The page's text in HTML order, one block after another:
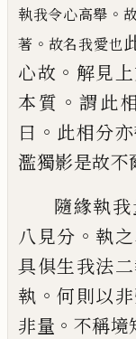
執我令心高舉 。
著 。 故名我愛也
心故 。 解見
本質 。謂此
曰 。 此相分
濫獨影是故不
隨緣執
八 見分 。 執
具俱生我法
執 。何則以
非量 。 不稱境